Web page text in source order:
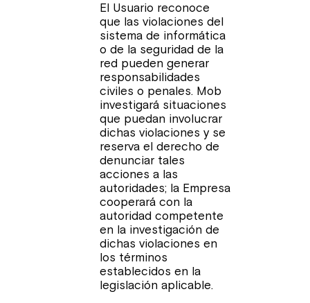
El Usuario reconoce
que las violaciones del
sistema de informática
o de la seguridad de la
red pueden generar
responsabilidades
civiles o penales. Mob
investigará situaciones
que puedan involucrar
dichas violaciones y se
reserva el derecho de
denunciar tales
acciones a las
autoridades; la Empresa
cooperará con la
autoridad competente
en la investigación de
dichas violaciones en
los términos
establecidos en la
legislación aplicable.